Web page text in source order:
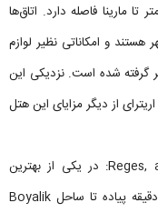
پیاده‌روی تا قلعه چشمه و ۷۰۰ متر تا مارینا فاصله دارد. اتاق‌ها
هستند و امکاناتی نظیر لوازم
گرفته شده است. نزدیکی این
از دیگر مزایای این هتل
Reges, a Luxury Collection Resort & Spa: در یکی از بهترین
مناطق ساحلی چشمه واقع شده و تنها ۹ دقیقه پیاده تا ساحل Boyalik